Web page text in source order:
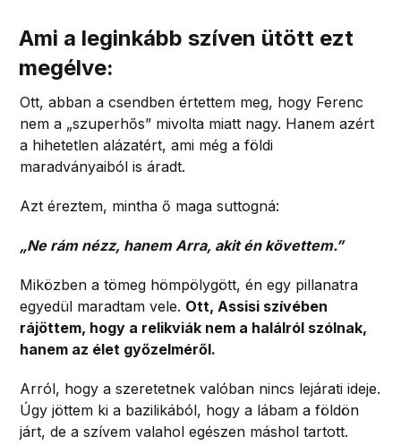
Ami a leginkább szíven ütött ezt
megélve:
Ott, abban a csendben értettem meg, hogy Ferenc
nem a „szuperhős” mivolta miatt nagy. Hanem azért
a hihetetlen alázatért, ami még a földi
maradványaiból is áradt.
Azt éreztem, mintha ő maga suttogná:
„Ne rám nézz, hanem Arra, akit én követtem.”
Miközben a tömeg hömpölygött, én egy pillanatra
egyedül maradtam vele. Ott, Assisi szívében
rájöttem, hogy a relikviák nem a halálról szólnak,
hanem az élet győzelméről.
Arról, hogy a szeretetnek valóban nincs lejárati ideje.
Úgy jöttem ki a bazilikából, hogy a lábam a földön
járt, de a szívem valahol egészen máshol tartott.